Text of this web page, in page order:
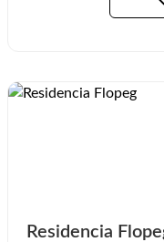
Residencia